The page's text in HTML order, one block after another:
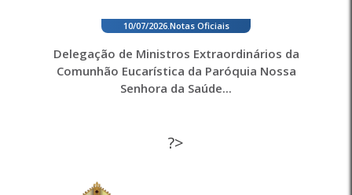
10/07/2026. Notas Oficiais
Delegação de Ministros Extraordinários da
Comunhão Eucarística da Paróquia Nossa
Senhora da Saúde...
?>